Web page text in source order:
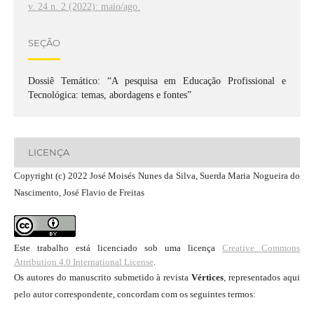
v. 24 n. 2 (2022): maio/ago.
SEÇÃO
Dossiê Temático: “A pesquisa em Educação Profissional e
Tecnológica: temas, abordagens e fontes”
LICENÇA
Copyright (c) 2022 José Moisés Nunes da Silva, Suerda Maria Nogueira do
Nascimento, José Flavio de Freitas
Este trabalho está licenciado sob uma licençaCreative Commons
Attribution 4.0 International License
Os autores do manuscrito submetido à revistaVértices , representados aqui
pelo autor correspondente, concordam com os seguintes termos: